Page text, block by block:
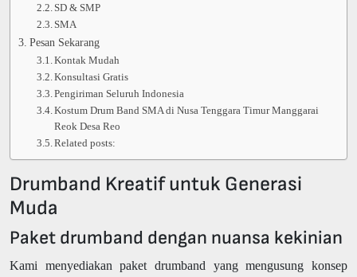
SD & SMP
SMA
Pesan Sekarang
Kontak Mudah
Konsultasi Gratis
Pengiriman Seluruh Indonesia
Kostum Drum Band SMA di Nusa Tenggara Timur Manggarai
Reok Desa Reo
Related posts:
Drumband Kreatif untuk Generasi
Muda
Paket drumband dengan nuansa kekinian
Kami menyediakan paket drumband yang mengusung konsep